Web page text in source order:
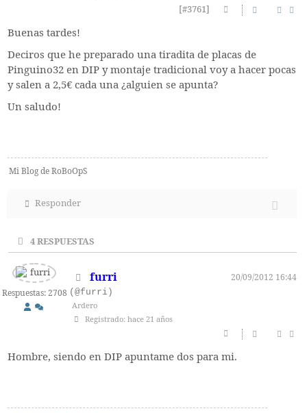
[#3761]
Buenas tardes!
Deciros que he preparado una tiradita de placas de
Pinguino32 en DIP y montaje tradicional voy a hacer pocas
y salen a 2,5€ cada una ¿alguien se apunta?
Un saludo!
Mi Blog de RoBoOpS
Responder
4RESPUESTAS
Respuestas: 2708
furri
20/09/2012 16:44
(@furri)
Ardero
Registrado: hace 21 años
Hombre, siendo en DIP apuntame dos para mi.